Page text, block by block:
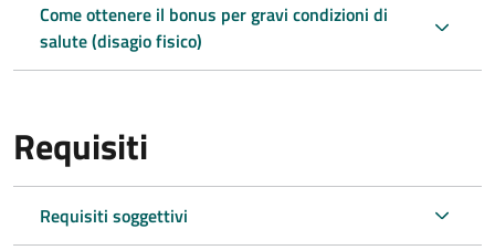
Come ottenere il bonus per gravi condizioni di
salute (disagio fisico)
Requisiti
Requisiti soggettivi